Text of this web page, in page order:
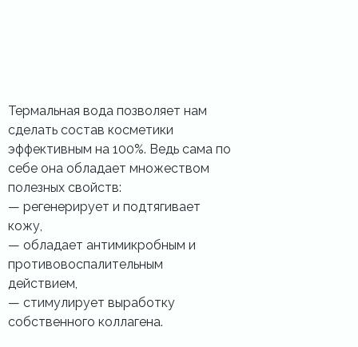
Термальная вода позволяет нам
сделать состав косметики
эффективным на 100%. Ведь сама по
себе она обладает множеством
полезных свойств:
—️ регенерирует и подтягивает
кожу,
—️ обладает антимикробным и
противовоспалительным
действием,
—️ стимулирует выработку
собственного коллагена.